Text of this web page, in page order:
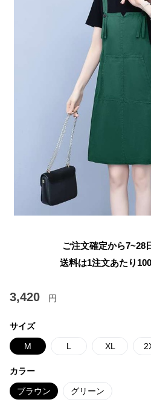
ご注文確定から7~28
送料は1注文あたり
3,420 円
サイズ
M L XL
カラー
ブラウン グリーン